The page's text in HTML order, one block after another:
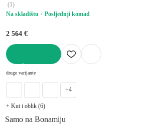
187 cm, dubina sjedala 60 cm
(1)
Na skladištu
Posljednji komad
2 564 €
druge varijante
+4
+ Kut i oblik (6)
Samo na Bonamiju